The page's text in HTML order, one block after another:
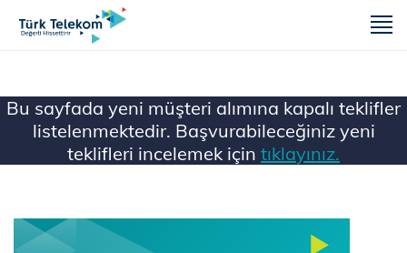
Bu sayfada yeni müşteri alımına kapalı teklifler
listelenmektedir. Başvurabileceğiniz yeni
teklifleri incelemek için tıklayınız.
Ana Sayfa Mobil İş Birliği Tarifeleri